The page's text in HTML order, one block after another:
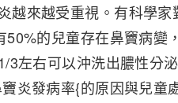
越來越受重視。有科學家
的兒童存在鼻竇病變
3左右可以沖洗出膿性分
炎發病率{的原因與兒童